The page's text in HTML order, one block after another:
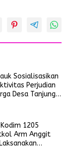
Sosialisasikan
Perjudian
Desa Tanjung
1205
Arm Anggit